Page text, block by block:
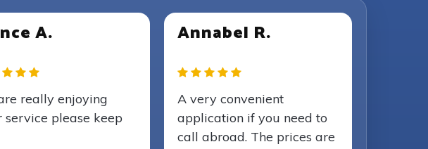
A.
really enjoying
service please keep
Annabel R.
A very convenient
application if you need to
call abroad. The prices are